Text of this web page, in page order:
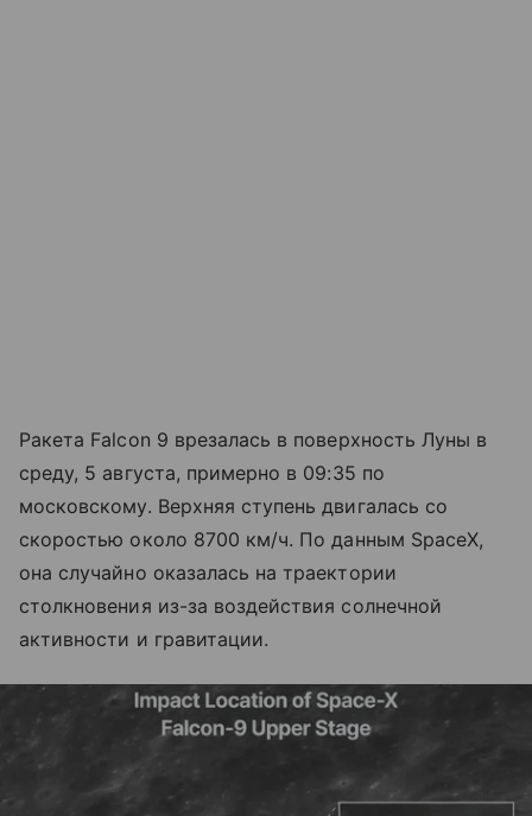
Ракета Falcon 9 врезалась в поверхность Луны в
среду, 5 августа, примерно в 09:35 по
московскому. Верхняя ступень двигалась со
скоростью около 8700 км/ч. По данным SpaceX,
она случайно оказалась на траектории
столкновения из-за воздействия солнечной
активности и гравитации.